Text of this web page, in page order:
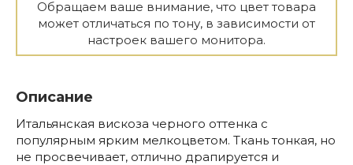
Обращаем ваше внимание, что цвет товара
может отличаться по тону, в зависимости от
настроек вашего монитора.
Описание
Итальянская вискоза черного оттенка с
популярным ярким мелкоцветом. Ткань тонкая, но
не просвечивает, отлично драпируется и